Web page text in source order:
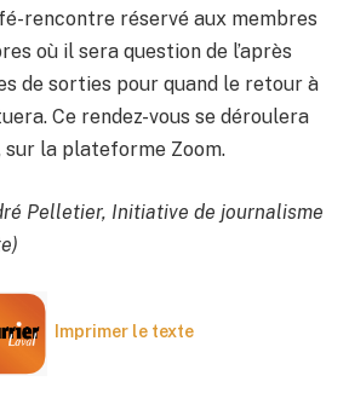
rencontre réservé aux membres
où il sera question de l’après
de sorties pour quand le retour à
Ce rendez-vous se déroulera
sur la plateforme Zoom.
Pelletier, Initiative de journalisme
Imprimer le texte